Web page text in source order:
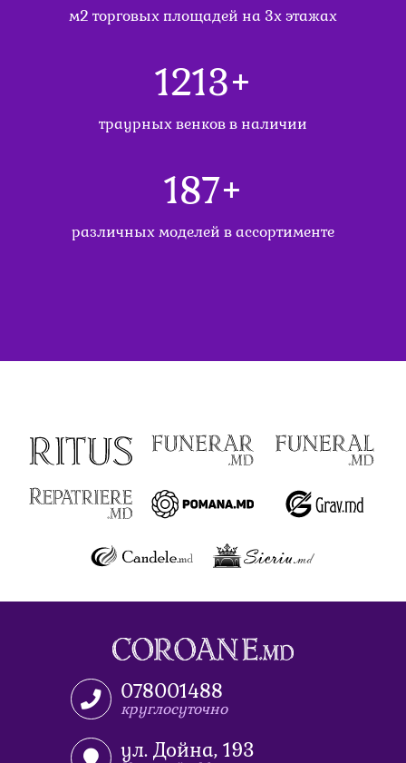
м2 торговых площадей на 3х этажах
1300+
траурных венков в наличии
200+
различных моделей в ассортименте
078001488
круглосуточно
ул. Дойна, 193